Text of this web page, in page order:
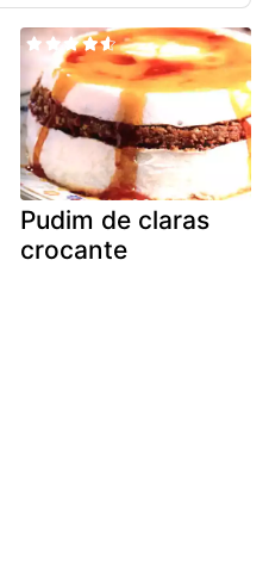
Pudim de claras
crocante